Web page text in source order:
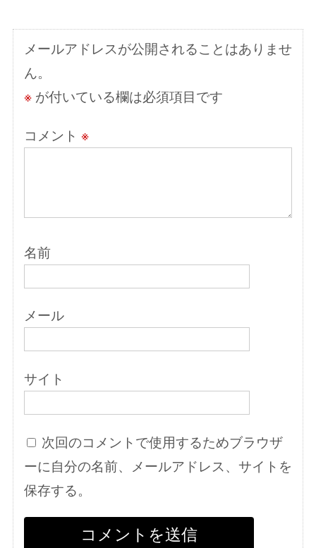
シ
ョ
ン
メールアドレスが公開されることはありませ
ん。
※が付いている欄は必須項目です
コメント ※
名前
メール
サイト
次回のコメントで使用するためブラウザ
ーに自分の名前、メールアドレス、サイトを
保存する。